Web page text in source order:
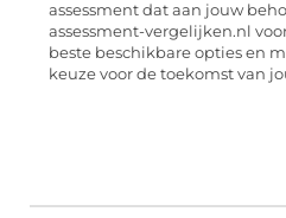
assessment dat aan jouw
assessment-vergelijken.nl
beste beschikbare opties en
keuze voor de toekomst van